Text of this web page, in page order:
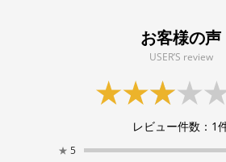
お客様の声
USER’S review
レビュー件数： 1
★ 5